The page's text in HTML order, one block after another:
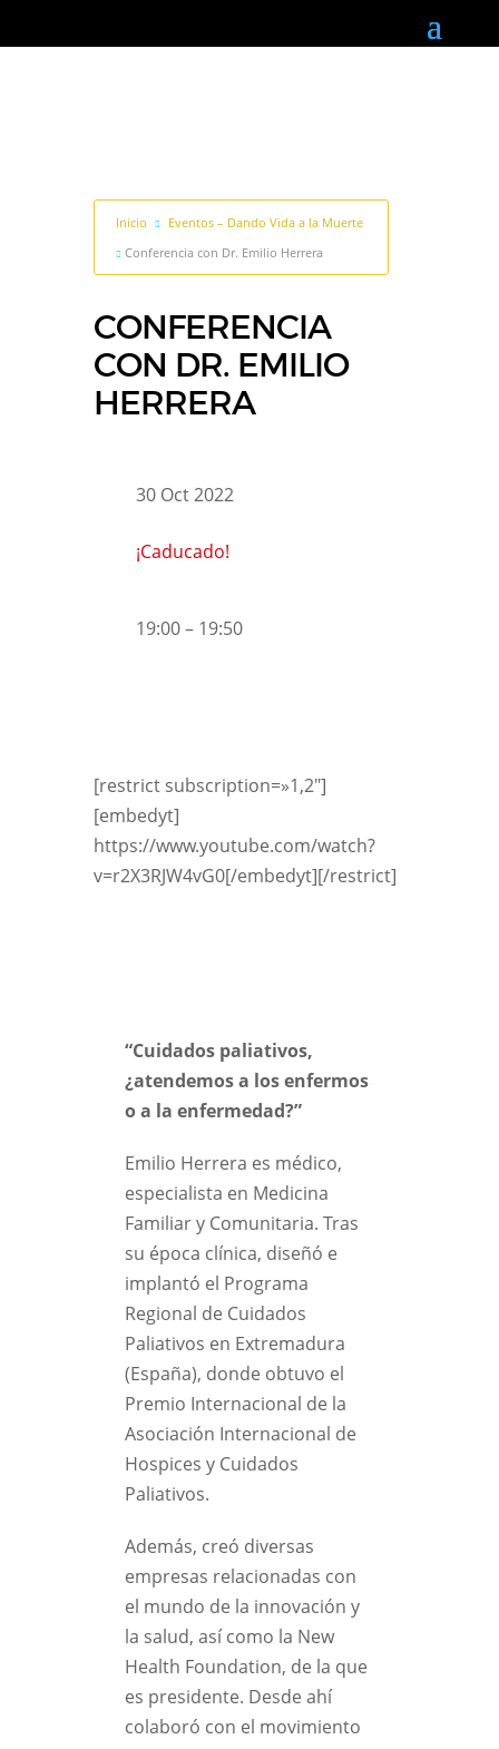
Inicio
Eventos – Dando Vida a la Muerte
Conferencia con Dr. Emilio Herrera
CONFERENCIA
CON DR. EMILIO
HERRERA
30 Oct 2022
¡Caducado!
19:00 – 19:50
[restrict subscription=»1,2″]
[embedyt]
https://www.youtube.com/watch?
v=r2X3RJW4vG0[/embedyt][/restrict]
“Cuidados paliativos,
¿atendemos a los enfermos
o a la enfermedad?”
Emilio Herrera es médico,
especialista en Medicina
Familiar y Comunitaria. Tras
su época clínica, diseñó e
implantó el Programa
Regional de Cuidados
Paliativos en Extremadura
(España), donde obtuvo el
Premio Internacional de la
Asociación Internacional de
Hospices y Cuidados
Paliativos.
Además, creó diversas
empresas relacionadas con
el mundo de la innovación y
la salud, así como la New
Health Foundation, de la que
es presidente. Desde ahí
colaboró con el movimiento